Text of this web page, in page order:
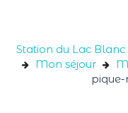
Station du Lac Blanc
Mon séjour